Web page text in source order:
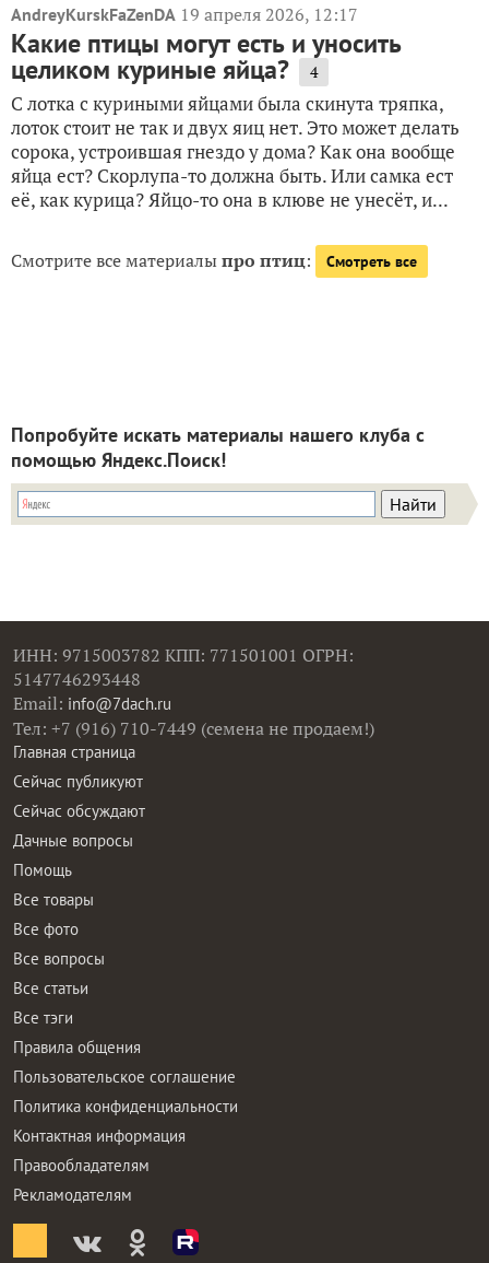
AndreyKurskFaZenDA 19 апреля 2026, 12:17
Какие птицы могут есть и уносить
целиком куриные яйца? 4
С лотка с куриными яйцами была скинута тряпка,
лоток стоит не так и двух яиц нет. Это может делать
сорока, устроившая гнездо у дома? Как она вообще
яйца ест? Скорлупа-то должна быть. Или самка ест
её, как курица? Яйцо-то она в клюве не унесëт, и...
Смотрите все материалыпро птиц: Смотреть все
Попробуйте искать материалы нашего клуба с
помощью Яндекс.Поиск!
ИНН: 9715003782 КПП: 771501001 ОГРН:
5147746293448
Email: info@7dach.ru
Тел: +7 (916) 710-7449 (семена не продаем!)
Главная страница
Сейчас публикуют
Сейчас обсуждают
Дачные вопросы
Помощь
Все товары
Все фото
Все вопросы
Все статьи
Все тэги
Правила общения
Пользовательское соглашение
Политика конфиденциальности
Контактная информация
Правообладателям
Рекламодателям